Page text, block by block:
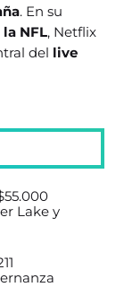
. En su
NFL, Netflix
del live
Lake y